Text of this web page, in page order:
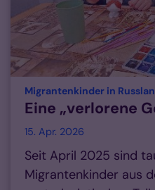
Migrantenkinder in
Eine „verlorene
15. Apr. 2026
Seit April 2025 sind
Migrantenkinder aus